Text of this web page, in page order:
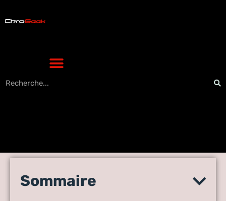
Fsmirror46.lol : quelle
Sommaire